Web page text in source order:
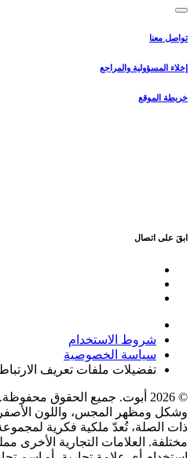
تواصل معنا
إخلاء المسؤولية والمراجع
خريطة الموقع
ابقَ على اتصال
شروط الاستخدام
سياسة الخصوصية
تفضيلات ملفات تعريف
© 2026 أبوت. جميع الحقوق
وشكل ومظهر المجس، واللون
ذات الصلة، تُعدّ ملكية فكرية
مختلفة. العلامات التجارية الأخرى